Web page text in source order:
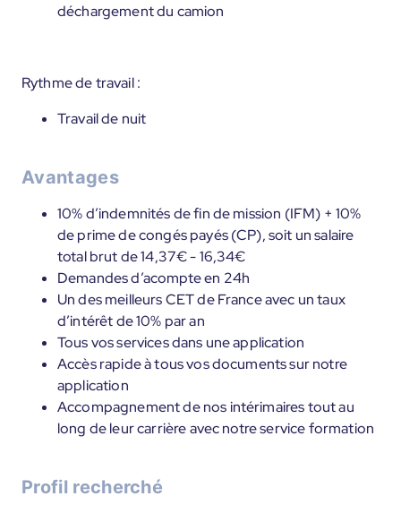
déchargement du camion
Rythme de travail :
Travail de nuit
Avantages
10% d’indemnités de fin de mission (IFM) + 10%
de prime de congés payés (CP), soit un salaire
total brut de 14,37€ - 16,34€
Demandes d’acompte en 24h
Un des meilleurs CET de France avec un taux
d’intérêt de 10% par an
Tous vos services dans une application
Accès rapide à tous vos documents sur notre
application
Accompagnement de nos intérimaires tout au
long de leur carrière avec notre service formation
Profil recherché